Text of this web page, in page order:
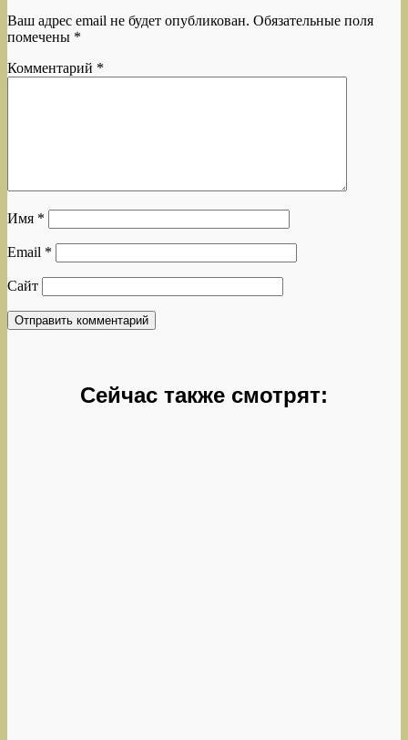
Ваш адрес email не будет опубликован. Обязательные поля
помечены *
Комментарий *
Имя *
Email *
Сайт
Сейчас также смотрят: